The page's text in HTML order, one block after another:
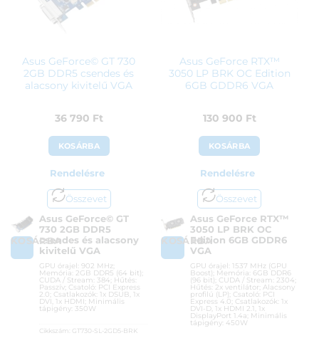
Asus GeForce© GT 730
2GB DDR5 csendes és
alacsony kivitelű VGA
36 790 Ft
KOSÁRBA
Rendelésre
Összevet
KOSÁRBA
Asus GeForce© GT
730 2GB DDR5
csendes és alacsony
kivitelű VGA
GPU órajel: 902 MHz;
Memória: 2GB DDR5 (64 bit);
CUDA / Stream: 384; Hűtés:
Passzív; Csatoló: PCI Express
2.0; Csatlakozók: 1x DSUB, 1x
DVI, 1x HDMI; Minimális
tápigény: 350W
Cikkszám: GT730-SL-2GD5-BRK
Asus GeForce RTX™
3050 LP BRK OC Edition
6GB GDDR6 VGA
130 900 Ft
KOSÁRBA
Rendelésre
Összevet
KOSÁRBA
Asus GeForce RTX™
3050 LP BRK OC
Edition 6GB GDDR6
VGA
GPU órajel: 1537 MHz (GPU
Boost); Memória: 6GB DDR6
(96 bit); CUDA / Stream: 2304;
Hűtés: 2x ventilátor; Alacsony
profilú (LP); Csatoló: PCI
Express 4.0; Csatlakozók: 1x
DVI-D, 1x HDMI 2.1, 1x
DisplayPort 1.4a; Minimális
tápigény: 450W